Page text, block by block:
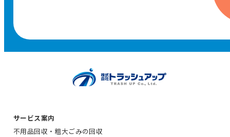
サービス案内
不用品回収・粗大ごみの回収